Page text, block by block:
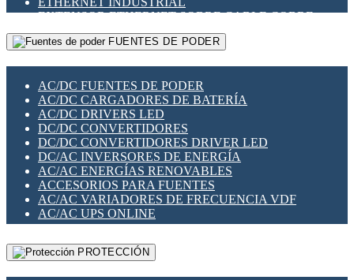
RELÉS INDUSTRIALES
RELÉS MINIATURA DE POTENCIA
SENSORES MAGNÉTICOS
SWITCH Y MICROSWITCH
TARJETAS PI
UNIÓN Y DERIVACIÓN DE CABLE
EXTENSOR ETHERNET SOBRE CABLE COBRE
GATEWAY LORAWAN
GESTIÓN DE REDES
PLACAS MODULARES IOT
SWITCHES Y REDES WIFI
SOLUCIONES IOT
SOLUCIONES LORAWAN
SOLUCIONES RED CELULAR
SEGURIDAD PARA REDES
SWITCHES LAN
TELEFONÍA IP (VOIP)
VIGILANCIA IP (CCTV)
MESHTASTIC
FUENTES DE PODER
AC/DC FUENTES DE PODER
AC/DC CARGADORES DE BATERÍA
AC/DC DRIVERS LED
DC/DC CONVERTIDORES
DC/DC CONVERTIDORES DRIVER LED
DC/AC INVERSORES DE ENERGÍA
AC/AC ENERGÍAS RENOVABLES
ACCESORIOS PARA FUENTES
AC/AC VARIADORES DE FRECUENCIA VDF
AC/AC UPS ONLINE
PROTECCIÓN